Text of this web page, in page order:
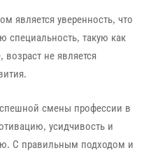
является уверенность, что
специальность, такую как
не является
смены профессии в
усидчивость и
С правильным подходом и